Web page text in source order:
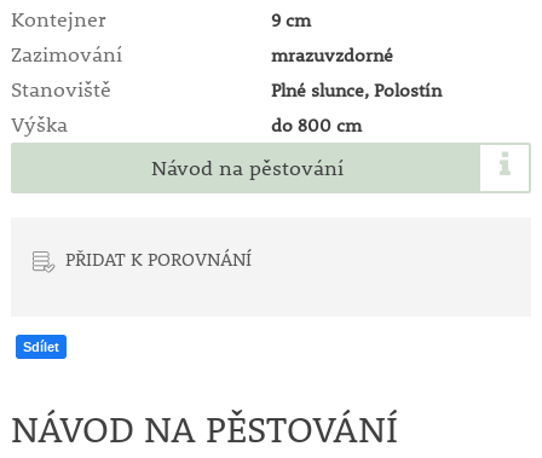
Kontejner 9 cm
Zazimování mrazuvzdorné
Stanoviště Plné slunce, Polostín
Výška do 800 cm
Návod na pěstování
PŘIDAT K POROVNÁNÍ
Sdílet
NÁVOD NA PĚSTOVÁNÍ